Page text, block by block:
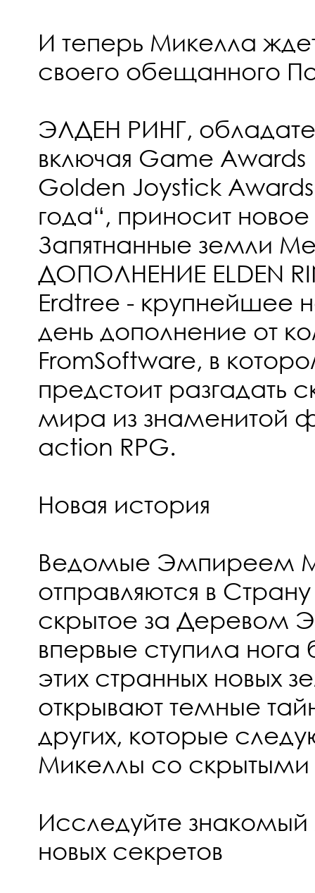
И теперь Микелла
своего обещанного
ЭЛДЕН РИНГ,
включая Game Awards
Golden Joystick
года“, приносит
Запятнанные земли
ДОПОЛНЕНИЕ ELDEN
Erdtree - крупнейшее
день дополнение от
FromSoftware, в
предстоит разгадать
мира из знаменитой
action RPG.
Новая история
Ведомые Эмпиреем
отправляются в
скрытое за Деревом
впервые ступила
этих странных новых
открывают темные
других, которые
Микеллы со
Исследуйте
новых секретов